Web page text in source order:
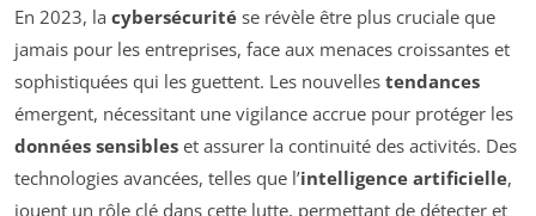
En 2023, la cybersécurité se révèle être plus cruciale que
jamais pour les entreprises, face aux menaces croissantes et
sophistiquées qui les guettent. Les nouvelles tendances
émergent, nécessitant une vigilance accrue pour protéger les
données sensibles et assurer la continuité des activités. Des
technologies avancées, telles que l’intelligence artificielle,
jouent un rôle clé dans cette lutte, permettant de détecter et